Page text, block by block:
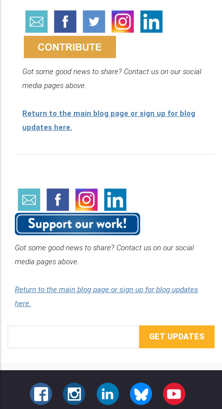
Got some good news to share? Contact us on our social
media pages above.
Return to the main blog page or sign up for blog
updates here.
Got some good news to share? Contact us on our social
media pages above.
Return to the main blog page or sign up for blog updates
here.
Address
FACEBOOKINSTAGRAMLINKEDIN BLUESKY YOUTUBE